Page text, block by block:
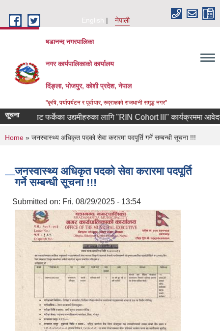
English
नेपाली
षडानन्द नगरपालिका
नगर कार्यपालिकाको कार्यालय
दिंङ्ला, भोजपुर, कोशी प्रदेश, नेपाल
"कृषि, पर्यापर्यटन र पूर्वाधार, रुद्राक्षको राजधानी समृद्ध नगर"
सूचना
कोरियाबाट फर्केका उद्यमीहरुका लागि "RIN Cohort lll" कार्यक्रममा आवेदन
You are here
Home » जनस्वास्थ्य अधिकृत पदको सेवा करारमा पदपूर्ति गर्ने सम्बन्धी सूचना !!!
जनस्वास्थ्य अधिकृत पदको सेवा करारमा पदपूर्ति
गर्ने सम्बन्धी सूचना !!!
Submitted on: Fri, 08/29/2025 - 13:54